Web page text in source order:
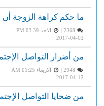
ما حكم كراهة الزوجة أن
الاحد PM 03:39
2017-04-02
من أضرار التواصل
الاربعاء AM 01:25
2017-04-12
من ضحايا التواصل